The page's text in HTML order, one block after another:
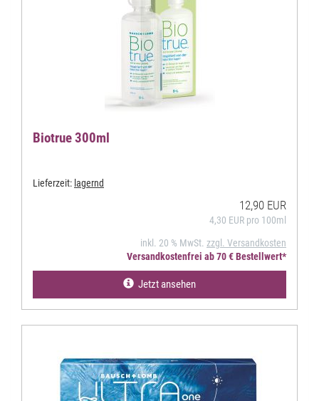
Biotrue 300ml
Lieferzeit: lagernd
12,90 EUR
4,30 EUR pro 100ml
inkl. 20 % MwSt. zzgl. Versandkosten
Versandkostenfrei ab 70 € Bestellwert*
Jetzt ansehen